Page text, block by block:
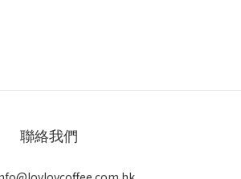
聯絡我們